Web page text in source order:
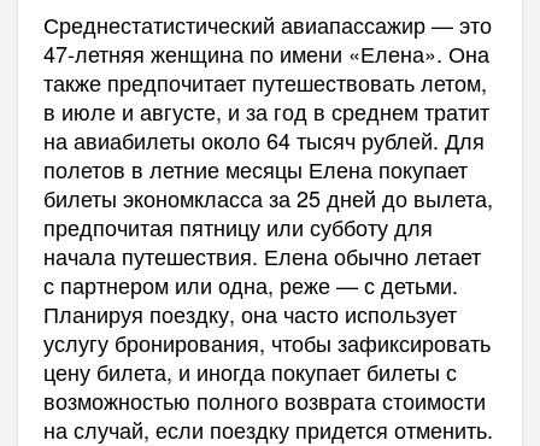
Среднестатистический авиапассажир — это
47-летняя женщина по имени «Елена». Она
также предпочитает путешествовать летом,
в июле и августе, и за год в среднем тратит
на авиабилеты около 64 тысяч рублей. Для
полетов в летние месяцы Елена покупает
билеты экономкласса за 25 дней до вылета,
предпочитая пятницу или субботу для
начала путешествия. Елена обычно летает
с партнером или одна, реже — с детьми.
Планируя поездку, она часто использует
услугу бронирования, чтобы зафиксировать
цену билета, и иногда покупает билеты с
возможностью полного возврата стоимости
на случай, если поездку придется отменить.